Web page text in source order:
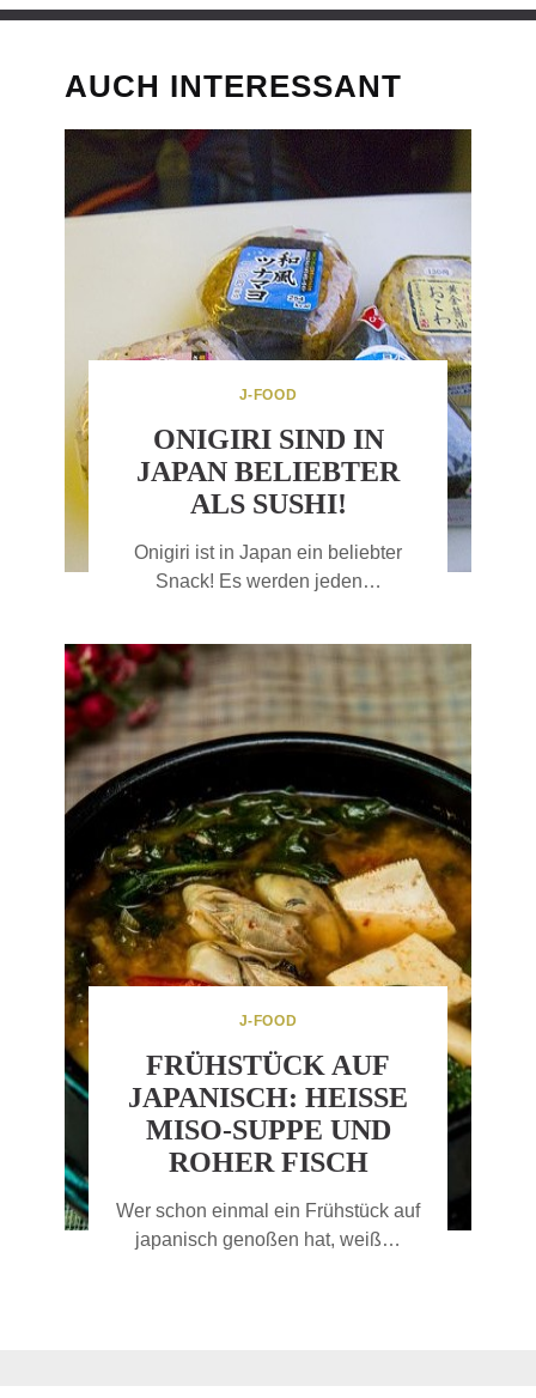
AUCH INTERESSANT
J-FOOD
ONIGIRI SIND IN
JAPAN BELIEBTER
ALS SUSHI!
Onigiri ist in Japan ein beliebter
Snack! Es werden jeden…
J-FOOD
FRÜHSTÜCK AUF
JAPANISCH: HEISSE M
ISO-SUPPE UND R
OHER FISCH
Wer schon einmal ein Frühstück auf
japanisch genoßen hat, weiß…